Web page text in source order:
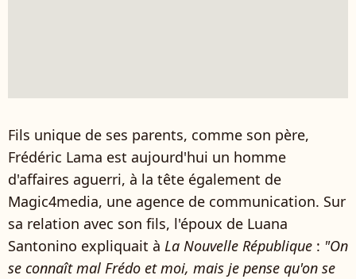
Fils unique de ses parents, comme son père,
Frédéric Lama est aujourd'hui un homme
d'affaires aguerri, à la tête également de
Magic4media, une agence de communication. Sur
sa relation avec son fils, l'époux de Luana
Santonino expliquait à La Nouvelle République : "On
se connaît mal Frédo et moi, mais je pense qu'on se